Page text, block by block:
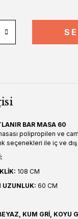
BAR MASA 60
polipropilen ve
seçenekleri ile iç ve
108 CM
UZUNLUK: 60 CM
KUM GRİ, KOYU